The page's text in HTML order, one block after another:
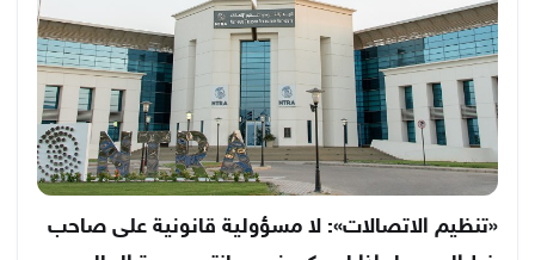
«تنظيم الاتصالات»: لا مسؤولية قانونية على صاحب